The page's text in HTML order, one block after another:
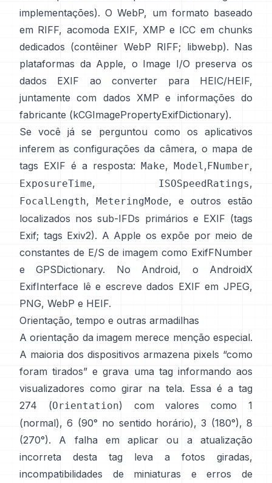
implementações). O WebP, um formato baseado
em RIFF, acomoda EXIF, XMP e ICC em chunks
dedicados (contêiner WebP RIFF; libwebp). Nas
plataformas da Apple, o Image I/O preserva os
dados EXIF ao converter para HEIC/HEIF,
juntamente com dados XMP e informações do
fabricante (kCGImagePropertyExifDictionary).
Se você já se perguntou como os aplicativos
inferem as configurações da câmera, o mapa de
tags EXIF é a resposta: Make, Model,FNumber,
ExposureTime, ISOSpeedRatings,
FocalLength, MeteringMode, e outros estão
localizados nos sub-IFDs primários e EXIF (tags
Exif; tags Exiv2). A Apple os expõe por meio de
constantes de E/S de imagem como ExifFNumber
eGPSDictionary. No Android, o AndroidX
ExifInterface lê e escreve dados EXIF em JPEG,
PNG, WebP e HEIF.
Orientação, tempo e outras armadilhas
A orientação da imagem merece menção especial.
A maioria dos dispositivos armazena pixels “como
foram tirados” e grava uma tag informando aos
visualizadores como girar na tela. Essa é a tag
274 (Orientation) com valores como 1
(normal), 6 (90° no sentido horário), 3 (180°), 8
(270°). A falha em aplicar ou a atualização
incorreta desta tag leva a fotos giradas,
incompatibilidades de miniaturas e erros de